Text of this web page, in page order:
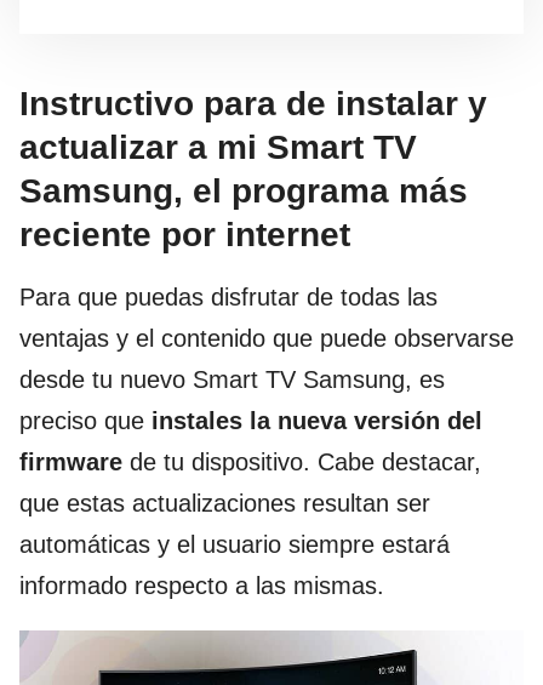
Instructivo para de instalar y
actualizar a mi Smart TV
Samsung, el programa más
reciente por internet
Para que puedas disfrutar de todas las
ventajas y el contenido que puede observarse
desde tu nuevo Smart TV Samsung, es
preciso que instales la nueva versión del
firmware de tu dispositivo. Cabe destacar,
que estas actualizaciones resultan ser
automáticas y el usuario siempre estará
informado respecto a las mismas.